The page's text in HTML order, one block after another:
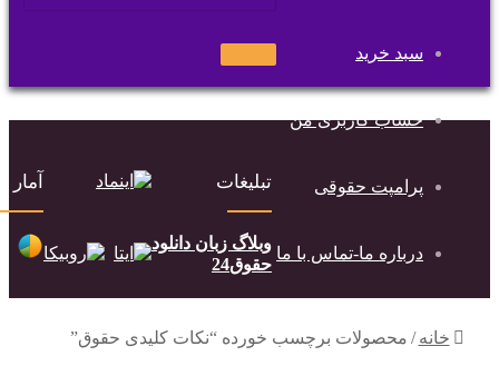
سبد خرید
حساب کاربری من
پرامپت حقوقی
درباره ما-تماس با ما
جستجو
برای
خانه / محصولات برچسب خورده “نکات کلیدی حقوق”
تبلیغات
وبلاگ زبان دانلود
حقوق24
آمار